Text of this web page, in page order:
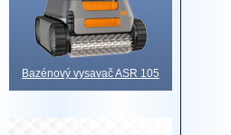
Bazénový vysavač ASR 105